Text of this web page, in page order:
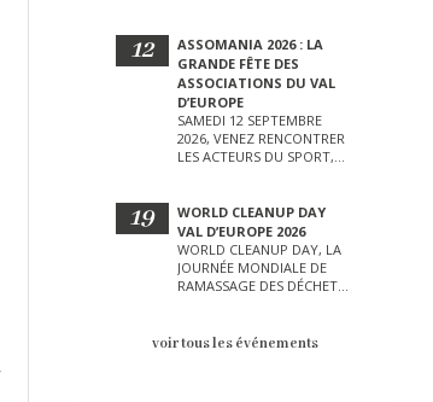
12
ASSOMANIA 2026 : LA
GRANDE FÊTE DES
ASSOCIATIONS DU VAL
D’EUROPE
SAMEDI 12 SEPTEMBRE
2026, VENEZ RENCONTRER
LES ACTEURS DU SPORT,
D’AUTRES LORS DE CETTE
JOURNÉE EXCEPTIONNELLE.
19
WORLD CLEANUP DAY
VAL D’EUROPE 2026
WORLD CLEANUP DAY, LA
JOURNÉE MONDIALE DE
RAMASSAGE DES DÉCHETS
D’EUROPE !
voir tous les événements